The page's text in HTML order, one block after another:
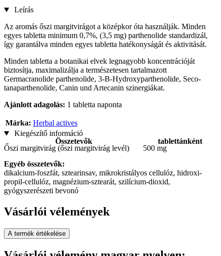
Leírás
Az aromás őszi margitvirágot a középkor óta használják. Minden
egyes tabletta minimum 0,7%, (3,5 mg) parthenolide standardizál,
így garantálva minden egyes tabletta hatékonyságát és aktivitását.
Minden tabletta a botanikai elvek legnagyobb koncentrációját
biztosítja, maximalizálja a természetesen tartalmazott
Germacranolide parthenolide, 3-B-Hydroxyparthenolide, Seco-
tanaparthenolide, Canin und Artecanin szinergiákat.
Ajánlott adagolás: 1 tabletta naponta
Márka: Herbal actives
Kiegészítő információ
Összetevők
tablettánként
Őszi margitvirág (őszi margitvirág levél)
500 mg
Egyéb összetevők:
dikalcium-foszfát, sztearinsav, mikrokristályos cellulóz, hidroxi-
propil-cellulóz, magnézium-sztearát, szilícium-dioxid,
gyógyszerészeti bevonó
Vásárlói vélemények
A termék értékelése